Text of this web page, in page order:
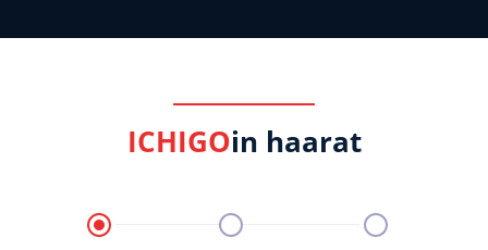
ICHIGOin haarat